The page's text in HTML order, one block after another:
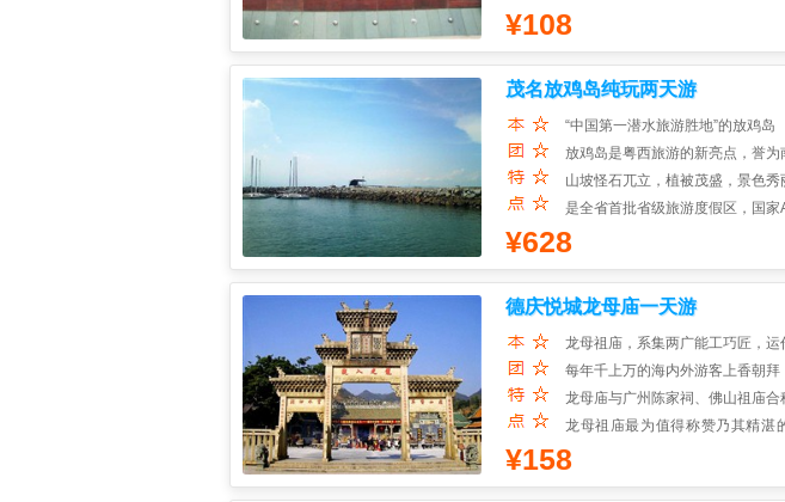
¥108
茂名放鸡岛纯玩两天游
“中国第一潜水旅游胜地”的放鸡岛
放鸡岛是粤西旅游的新亮点，誉
山坡怪石兀立，植被茂盛，景色
是全省首批省级旅游度假区，国家
¥628
德庆悦城龙母庙一天游
龙母祖庙，系集两广能工巧匠，运
每年千上万的海内外游客上香朝拜
龙母庙与广州陈家祠、佛山祖庙合
龙母祖庙最为值得称赞乃其精湛
为"古坛仅存"。
¥158